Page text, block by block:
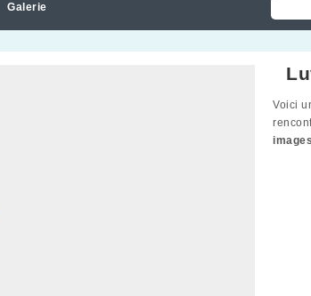
Galerie
Voici
images